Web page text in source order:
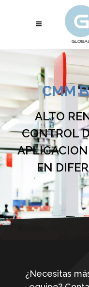
CMM
ALTO
CONTROL
EN
¿Necesitas